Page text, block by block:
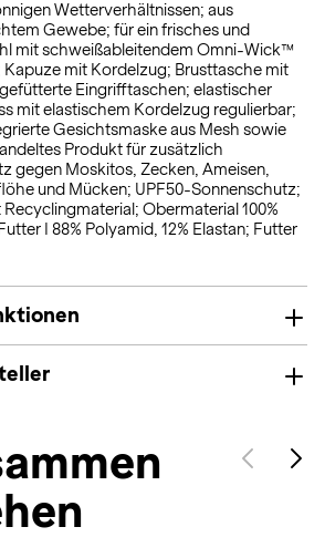
Wetterverhältnissen; aus
Gewebe; für ein frisches und
mit schweißableitendem Omni-Wick™
mit Kordelzug; Brusttasche mit
Eingrifftaschen; elastischer
mit elastischem Kordelzug regulierbar;
Gesichtsmaske aus Mesh sowie
Produkt für zusätzlich
gegen Moskitos, Zecken, Ameisen,
und Mücken; UPF50-Sonnenschutz;
Recyclingmaterial; Obermaterial 100%
I 88% Polyamid, 12% Elastan; Futter